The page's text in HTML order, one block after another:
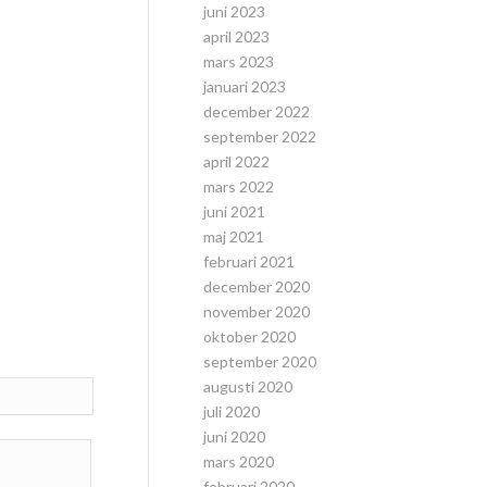
juni 2023
april 2023
mars 2023
januari 2023
december 2022
september 2022
april 2022
mars 2022
juni 2021
maj 2021
februari 2021
december 2020
november 2020
oktober 2020
september 2020
augusti 2020
juli 2020
juni 2020
mars 2020